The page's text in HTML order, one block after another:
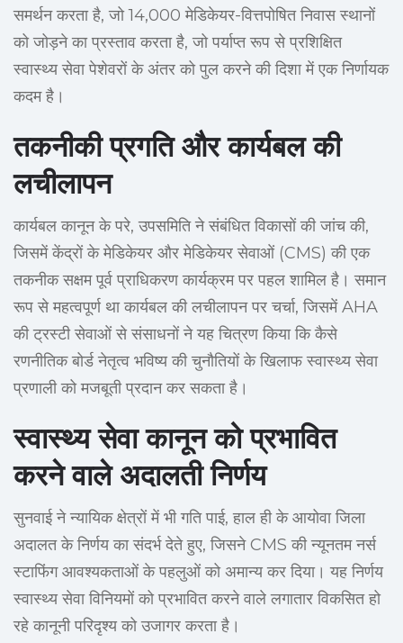
समर्थन करता है, जो 14,000 मेडिकेयर-वित्तपोषित निवास स्थानों
को जोड़ने का प्रस्ताव करता है, जो पर्याप्त रूप से प्रशिक्षित
स्वास्थ्य सेवा पेशेवरों के अंतर को पुल करने की दिशा में एक निर्णायक
कदम है।
तकनीकी प्रगति और कार्यबल की
लचीलापन
कार्यबल कानून के परे, उपसमिति ने संबंधित विकासों की जांच की,
जिसमें केंद्रों के मेडिकेयर और मेडिकेयर सेवाओं (CMS) की एक
तकनीक सक्षम पूर्व प्राधिकरण कार्यक्रम पर पहल शामिल है। समान
रूप से महत्वपूर्ण था कार्यबल की लचीलापन पर चर्चा, जिसमें AHA
की ट्रस्टी सेवाओं से संसाधनों ने यह चित्रण किया कि कैसे
रणनीतिक बोर्ड नेतृत्व भविष्य की चुनौतियों के खिलाफ स्वास्थ्य सेवा
प्रणाली को मजबूती प्रदान कर सकता है।
स्वास्थ्य सेवा कानून को प्रभावित
करने वाले अदालती निर्णय
सुनवाई ने न्यायिक क्षेत्रों में भी गति पाई, हाल ही के आयोवा जिला
अदालत के निर्णय का संदर्भ देते हुए, जिसने CMS की न्यूनतम नर्स
स्टाफिंग आवश्यकताओं के पहलुओं को अमान्य कर दिया। यह निर्णय
स्वास्थ्य सेवा विनियमों को प्रभावित करने वाले लगातार विकसित हो
रहे कानूनी परिदृश्य को उजागर करता है।